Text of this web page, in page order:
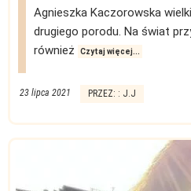
Agnieszka Kaczorowska
drugiego porodu. Na świat
również
Czytaj więcej...
23 lipca 2021 PRZEZ: : J.J